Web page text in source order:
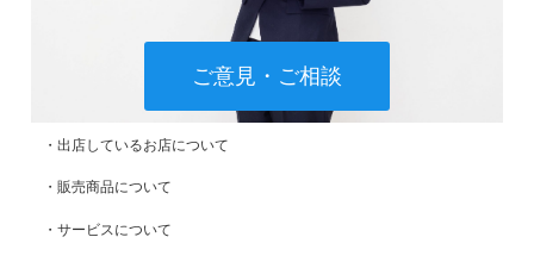
ご意見・ご相談
・出店しているお店について
・販売商品について
・サービスについて